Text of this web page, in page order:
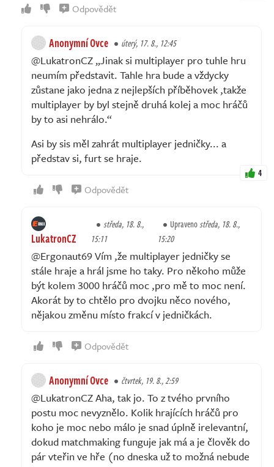
Odpovědět
Anonymní Ovce úterý, 17. 8., 12:45
@LukatronCZ „Jinak si multiplayer pro tuhle hru
neumím představit. Tahle hra bude a vždycky
zůstane jako jedna z nejlepších příběhovek ,takže
multiplayer by byl stejně druhá kolej a moc hráčů
by to asi nehrálo.“
Asi by sis měl zahrát multiplayer jedničky... a
představ si, furt se hraje.
4
Odpovědět
LukatronCZ
středa, 18. 8.,
15:11
Upravenostředa, 18. 8.,
15:20
@Ergonaut69 Vím ,že multiplayer jedničky se
stále hraje a hrál jsme ho taky. Pro někoho může
být kolem 3000 hráčů moc ,pro mě to moc není.
Akorát by to chtělo pro dvojku něco nového,
nějakou změnu místo frakcí v jedničkách.
Odpovědět
Anonymní Ovce čtvrtek, 19. 8., 2:59
@LukatronCZ Aha, tak jo. To z tvého prvního
postu moc nevyznělo. Kolik hrajících hráčů pro
koho je moc nebo málo je snad úplně irelevantní,
dokud matchmaking funguje jak má a je člověk do
pár vteřin ve hře (no dneska už to možná nebude